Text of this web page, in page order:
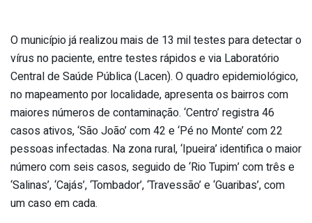
O município já realizou mais de 13 mil testes para detectar o
vírus no paciente, entre testes rápidos e via Laboratório
Central de Saúde Pública (Lacen). O quadro epidemiológico,
no mapeamento por localidade, apresenta os bairros com
maiores números de contaminação. ‘Centro’ registra 46
casos ativos, ‘São João’ com 42 e ‘Pé no Monte’ com 22
pessoas infectadas. Na zona rural, ‘Ipueira’ identifica o maior
número com seis casos, seguido de ‘Rio Tupim’ com três e
‘Salinas’, ‘Cajás’, ‘Tombador’, ‘Travessão’ e ‘Guaribas’, com
um caso em cada.